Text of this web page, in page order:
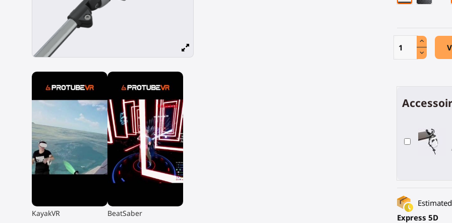
▶
KayakVR ▶
BeatSaber
Express 5D